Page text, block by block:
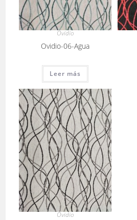
Ovidio
Ovidio-06-Agua
Leer más
Ovidio